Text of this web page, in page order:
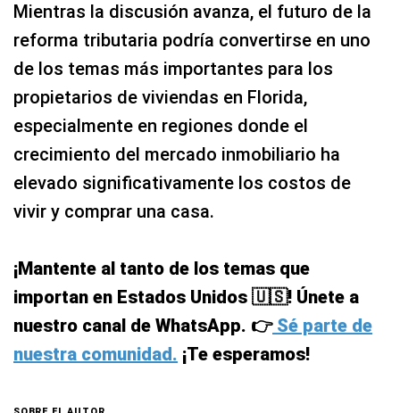
Mientras la discusión avanza, el futuro de la
reforma tributaria podría convertirse en uno
de los temas más importantes para los
propietarios de viviendas en Florida,
especialmente en regiones donde el
crecimiento del mercado inmobiliario ha
elevado significativamente los costos de
vivir y comprar una casa.
¡Mantente al tanto de los temas que
importan en Estados Unidos 🇺🇸! Únete a
nuestro canal de WhatsApp. 👉Sé parte de
nuestra comunidad. ¡Te esperamos!